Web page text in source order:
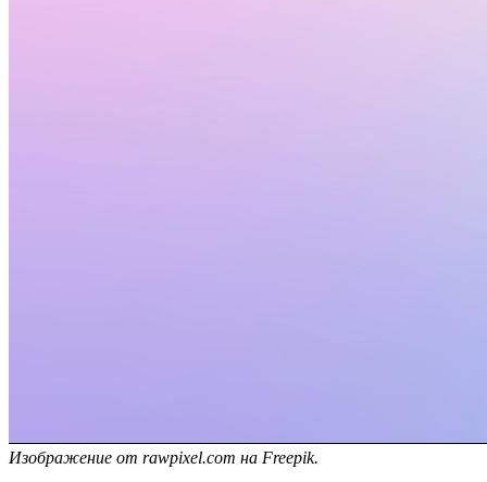
Изображение от rawpixel.com на Freepik.